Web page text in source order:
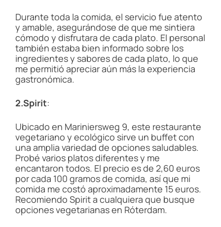
Durante toda la comida, el servicio fue atento
y amable, asegurándose de que me sintiera
cómodo y disfrutara de cada plato. El personal
también estaba bien informado sobre los
ingredientes y sabores de cada plato, lo que
me permitió apreciar aún más la experiencia
gastronómica.
2.Spirit:
Ubicado en Mariniersweg 9, este restaurante
vegetariano y ecológico sirve un buffet con
una amplia variedad de opciones saludables.
Probé varios platos diferentes y me
encantaron todos. El precio es de 2,60 euros
por cada 100 gramos de comida, así que mi
comida me costó aproximadamente 15 euros.
Recomiendo Spirit a cualquiera que busque
opciones vegetarianas en Róterdam.